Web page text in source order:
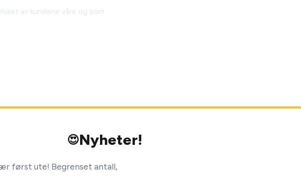
av kundene våre og som
😍Nyheter!
først ute! Begrenset antall,